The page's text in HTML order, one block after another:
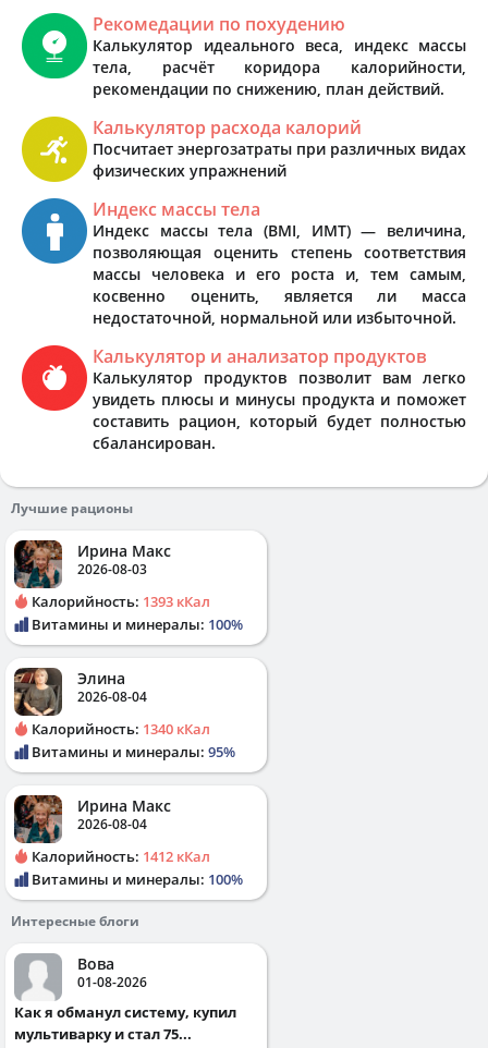
Рекомедации по похудению
Калькулятор идеального веса, индекс массы
тела, расчёт коридора калорийности,
рекомендации по снижению, план действий.
Калькулятор расхода калорий
Посчитает энергозатраты при различных видах
физических упражнений
Индекс массы тела
Индекс массы тела (BMI, ИМТ) — величина,
позволяющая оценить степень соответствия
массы человека и его роста и, тем самым,
косвенно оценить, является ли масса
недостаточной, нормальной или избыточной.
Калькулятор и анализатор продуктов
Калькулятор продуктов позволит вам легко
увидеть плюсы и минусы продукта и поможет
составить рацион, который будет полностью
сбалансирован.
Лучшие рационы
Ирина Макс
2026-08-03
Калорийность: 1393 кКал
Витамины и минералы: 100%
Элина
2026-08-04
Калорийность: 1340 кКал
Витамины и минералы: 95%
Ирина Макс
2026-08-04
Калорийность: 1412 кКал
Витамины и минералы: 100%
Интересные блоги
Вова
01-08-2026
Как я обманул систему, купил
мультиварку и стал 75...